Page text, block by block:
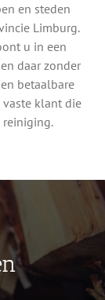
en steden
Limburg.
u in een
daar zonder
betaalbare
klant die
reiniging.